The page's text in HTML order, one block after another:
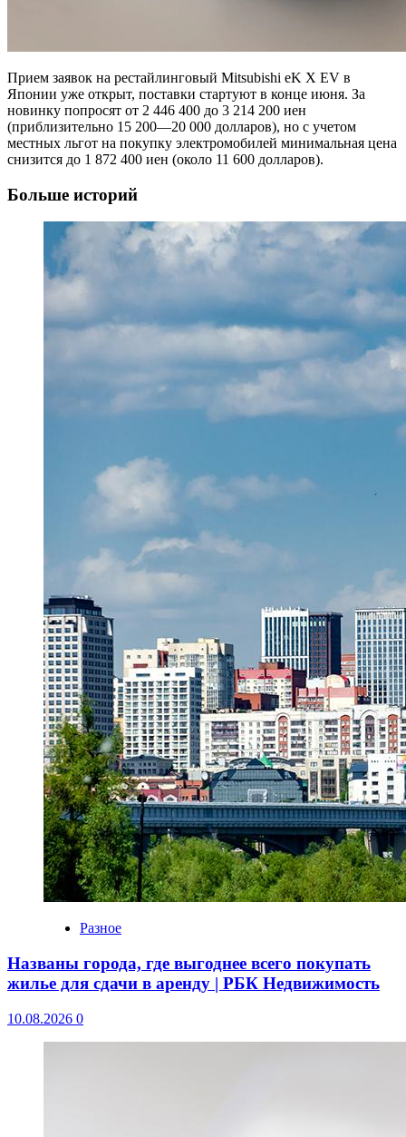
Прием заявок на рестайлинговый Mitsubishi eK X EV в
Японии уже открыт, поставки стартуют в конце июня. За
новинку попросят от 2 446 400 до 3 214 200 иен
(приблизительно 15 200—20 000 долларов), но с учетом
местных льгот на покупку электромобилей минимальная цена
снизится до 1 872 400 иен (около 11 600 долларов).
Больше историй
Разное
Названы города, где выгоднее всего покупать
жилье для сдачи в аренду | РБК Недвижимость
10.08.2026 0